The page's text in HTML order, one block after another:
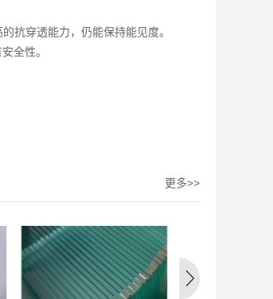
抗穿透能力，仍能保持能见度。
全性。
更多>>